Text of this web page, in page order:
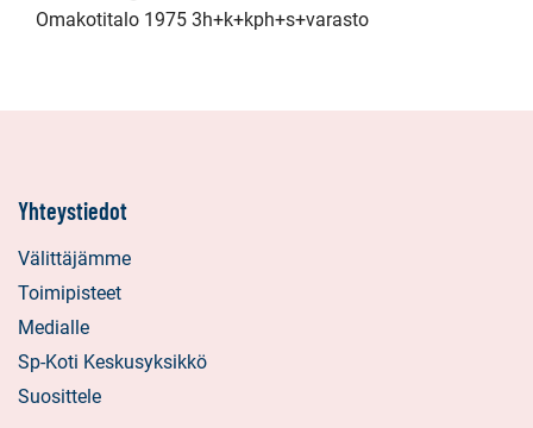
Omakotitalo 1975 3h+k+kph+s+varasto
Yhteystiedot
Välittäjämme
Toimipisteet
Medialle
Sp-Koti Keskusyksikkö
Suosittele